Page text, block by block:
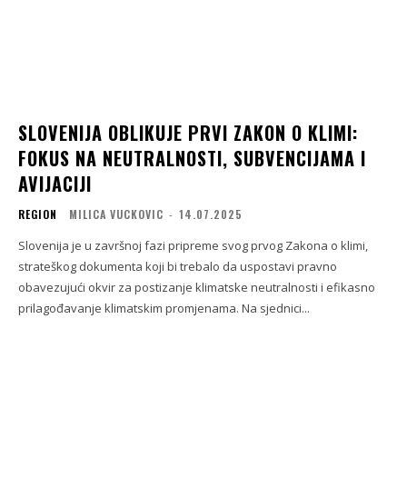
SLOVENIJA OBLIKUJE PRVI ZAKON O KLIMI:
FOKUS NA NEUTRALNOSTI, SUBVENCIJAMA I
AVIJACIJI
REGION MILICA VUCKOVIC - 14.07.2025
Slovenija je u završnoj fazi pripreme svog prvog Zakona o klimi,
strateškog dokumenta koji bi trebalo da uspostavi pravno
obavezujući okvir za postizanje klimatske neutralnosti i efikasno
prilagođavanje klimatskim promjenama. Na sjednici...